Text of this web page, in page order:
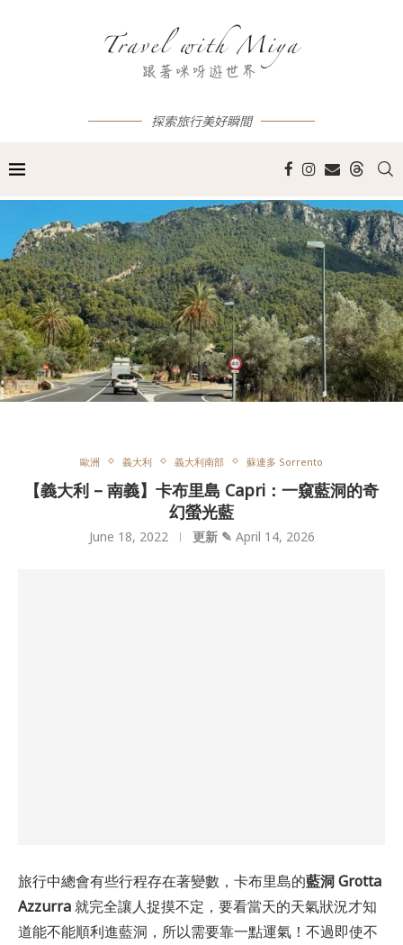
探索旅行美好瞬間
歐洲 義大利 義大利南部 蘇連多 Sorrento
【義大利 – 南義】卡布里島 Capri：一窺藍洞的奇
幻螢光藍
June 18, 2022 更新 ✎ April 14, 2026
旅行中總會有些行程存在著變數，卡布里島的藍洞 Grotta
Azzurra就完全讓人捉摸不定，要看當天的天氣狀況才知
道能不能順利進藍洞，所以需要靠一點運氣！不過即使不